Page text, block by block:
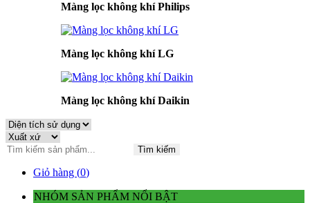
Màng lọc không khí Philips
Màng lọc không khí LG
Màng lọc không khí Daikin
Tìm kiếm
Giỏ hàng (0)
NHÓM SẢN PHẨM NỔI BẬT